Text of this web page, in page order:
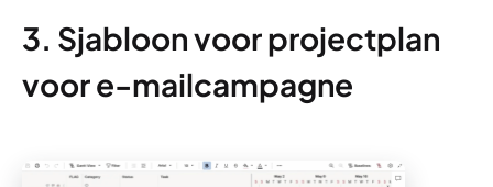
3. Sjabloon voor projectplan
voor e-mailcampagne